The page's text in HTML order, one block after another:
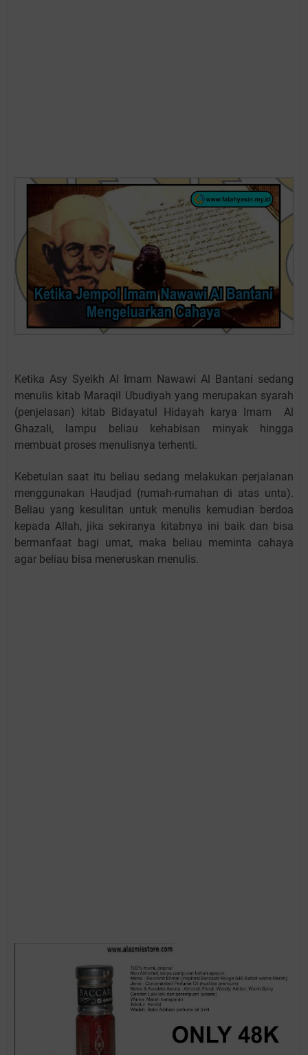
Ketika Asy Syeikh Al Imam Nawawi Al Bantani sedang
menulis kitab Maraqil Ubudiyah yang merupakan syarah
(penjelasan) kitab Bidayatul Hidayah karya Imam Al
Ghazali, lampu beliau kehabisan minyak hingga
membuat proses menulisnya terhenti.
Kebetulan saat itu beliau sedang melakukan perjalanan
menggunakan Haudjad (rumah-rumahan di atas unta).
Beliau yang kesulitan untuk menulis kemudian berdoa
kepada Allah, jika sekiranya kitabnya ini baik dan bisa
bermanfaat bagi umat, maka beliau meminta cahaya
agar beliau bisa meneruskan menulis.